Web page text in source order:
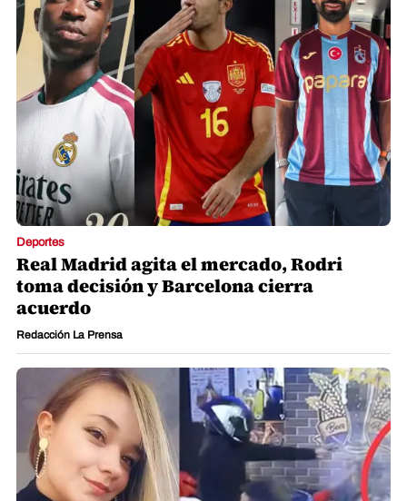
Deportes
Real Madrid agita el mercado, Rodri
toma decisión y Barcelona cierra
acuerdo
Redacción La Prensa